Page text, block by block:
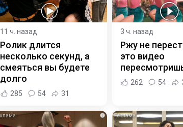
11 ч. назад
Ролик длится
несколько секунд, а
смеяться вы будете
долго
285 54 31
3 ч. назад
Ржу не
это видео
262 54
i